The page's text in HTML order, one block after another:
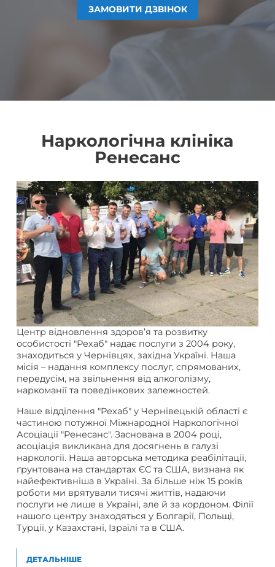
ЗАМОВИТИ ДЗВІНОК
ЗАМОВИТИ ДЗВІНОК
ЗАМОВИТИ ДЗВІНОК
ЗАМОВИТИ ДЗВІНОК
Наркологічна клініка
Ренесанс
Центр відновлення здоров’я та розвитку
особистості "Рехаб" надає послуги з 2004 року,
знаходиться у Чернівцях, західна Україні. Наша
місія – надання комплексу послуг, спрямованих,
передусім, на звільнення від алкоголізму,
наркоманії та поведінкових залежностей.
Наше відділення "Рехаб" у Чернівецькій області є
частиною потужної Міжнародної Наркологічної
Асоціації "Ренесанс". Заснована в 2004 році,
асоціація викликана для досягнень в галузі
наркології. Наша авторська методика реабілітації,
ґрунтована на стандартах ЄС та США, визнана як
найефективніша в Україні. За більше ніж 15 років
роботи ми врятували тисячі життів, надаючи
послуги не лише в Україні, але й за кордоном. Філії
нашого центру знаходяться у Болгарії, Польщі,
Турції, у Казахстані, Ізраїлі та в США.
ДЕТАЛЬНІШЕ